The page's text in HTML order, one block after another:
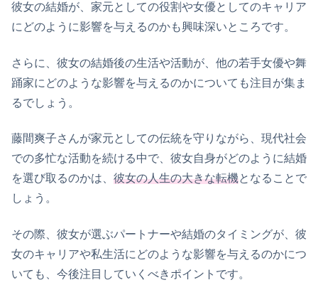
彼女の結婚が、家元としての役割や女優としてのキャリア
にどのように影響を与えるのかも興味深いところです。
さらに、彼女の結婚後の生活や活動が、他の若手女優や舞
踊家にどのような影響を与えるのかについても注目が集ま
るでしょう。
藤間爽子さんが家元としての伝統を守りながら、現代社会
での多忙な活動を続ける中で、彼女自身がどのように結婚
を選び取るのかは、 彼女の人生の大きな転機となることで
しょう。
その際、彼女が選ぶパートナーや結婚のタイミングが、彼
女のキャリアや私生活にどのような影響を与えるのかにつ
いても、今後注目していくべきポイントです。